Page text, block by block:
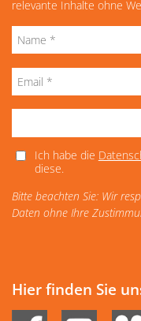
relevante Inhalte ohne
Ich habe die
diese.
Bitte beachten Sie: Wir
Daten ohne Ihre
Hier finden Sie